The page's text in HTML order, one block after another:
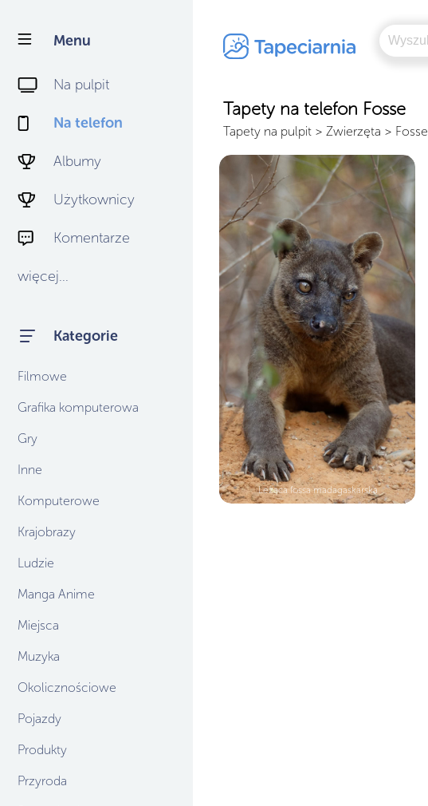
Menu
Na pulpit
Na telefon
Albumy
Użytkownicy
Komentarze
więcej...
Kategorie
Filmowe
Grafika komputerowa
Gry
Inne
Komputerowe
Krajobrazy
Ludzie
Manga Anime
Miejsca
Muzyka
Okolicznościowe
Pojazdy
Produkty
Przyroda
Tapety na telefon Fosse
Tapety na pulpit > Zwierzęta > Fosse
Leżąca fossa madagaskarska